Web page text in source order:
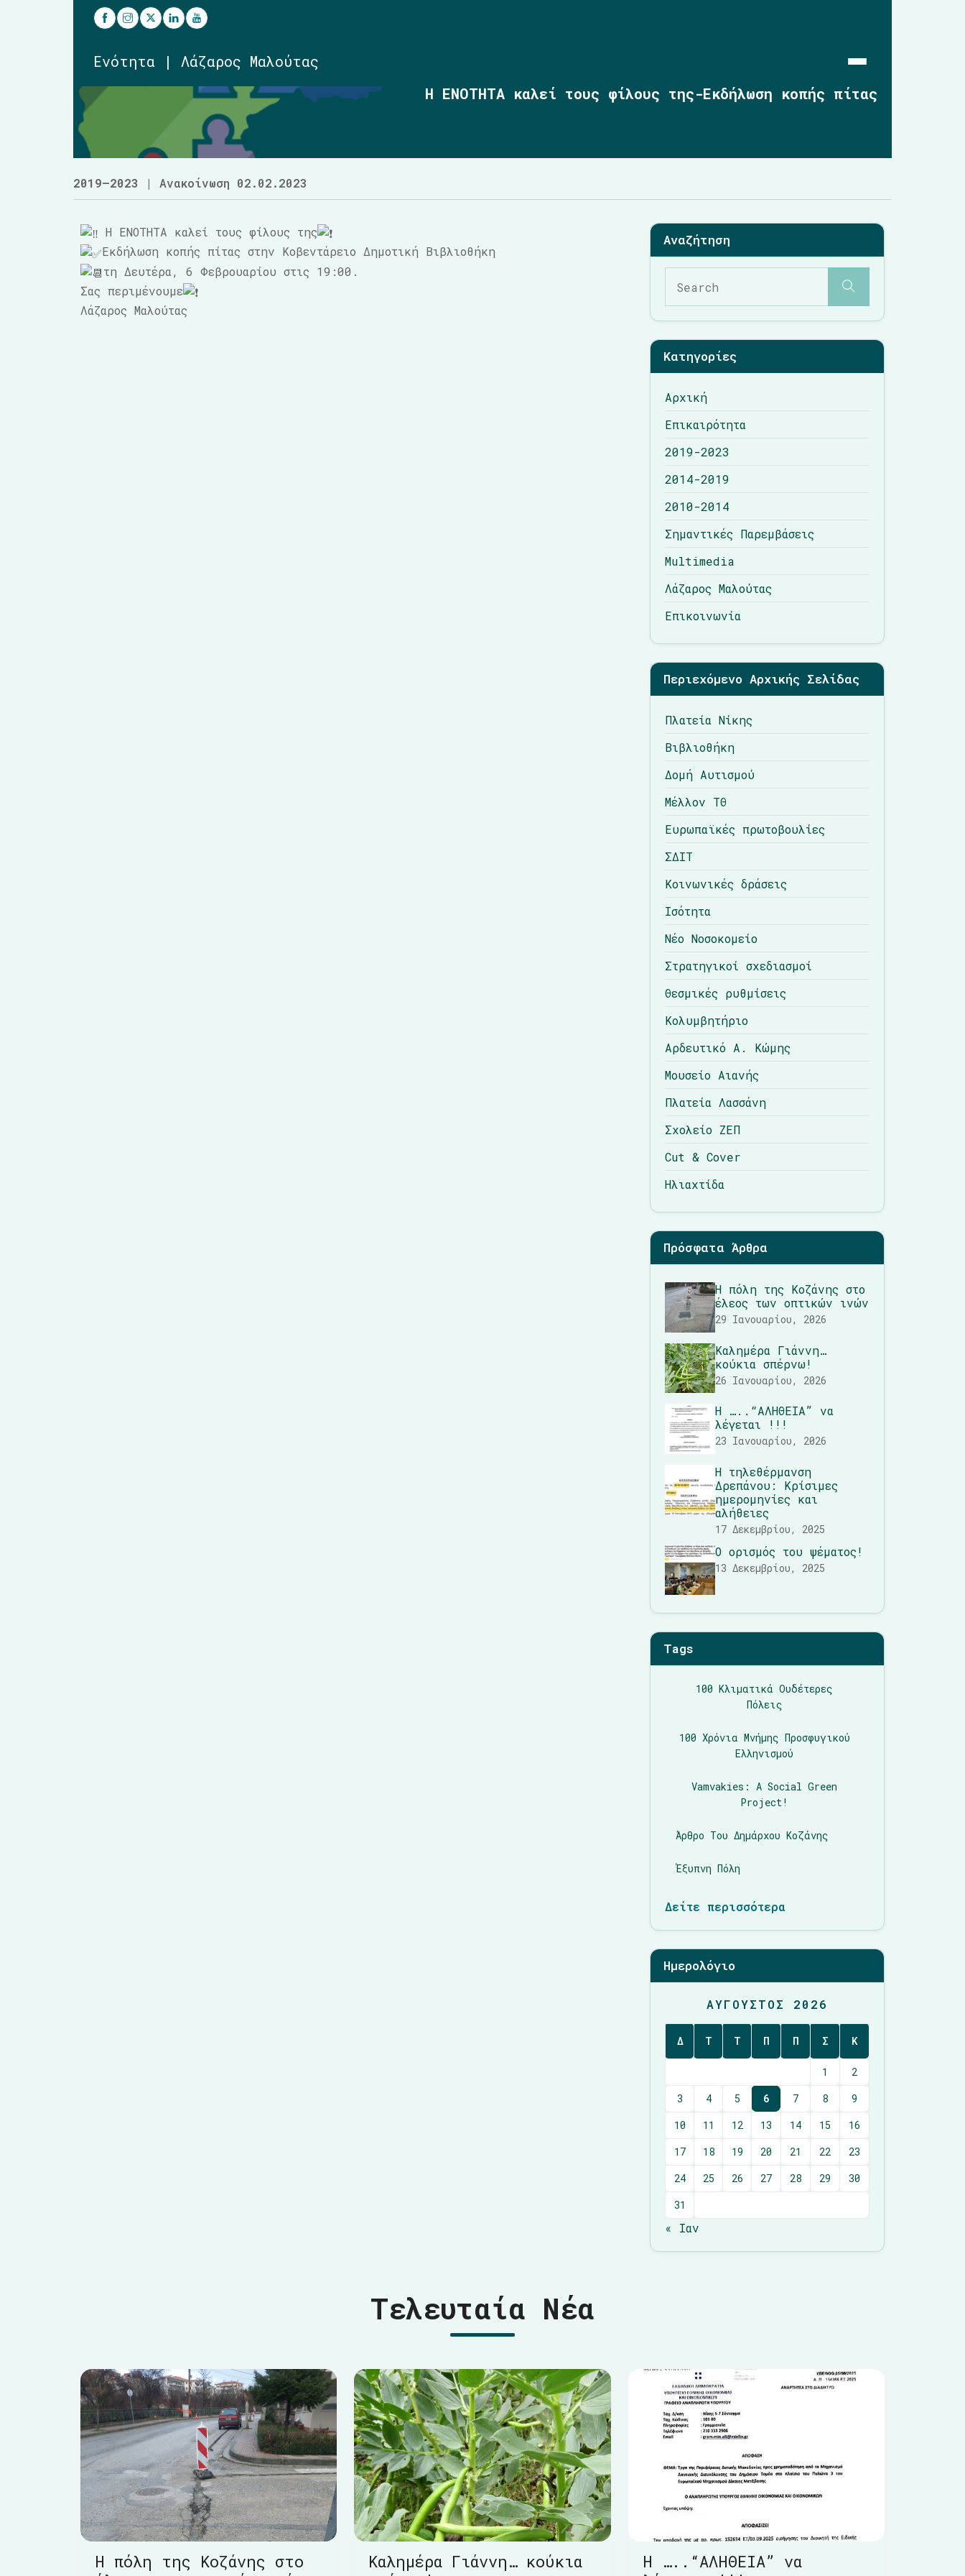
Ενότητα | Λάζαρος Μαλούτας
2019-2023
2014-2019
2010-2014
Σημαντικές Παρεμβάσεις
Multimedia
Λάζαρος Μαλούτας
Επικοινωνία
Η ΕΝΟΤΗΤΑ καλεί τους φίλους της-Εκδήλωση κοπής πίτας
2019–2023 | Ανακοίνωση 02.02.2023
Η ΕΝΟΤΗΤΑ καλεί τους φίλους της
Εκδήλωση κοπής πίτας στην Κοβεντάρειο Δημοτική Βιβλιοθήκη
τη Δευτέρα, 6 Φεβρουαρίου στις 19:00.
Σας περιμένουμε
Λάζαρος Μαλούτας
Κατηγορίες
Αρχική
Επικαιρότητα
2019-2023
2014-2019
2010-2014
Σημαντικές Παρεμβάσεις
Multimedia
Λάζαρος Μαλούτας
Επικοινωνία
Περιεχόμενο Αρχικής Σελίδας
Πλατεία Νίκης
Βιβλιοθήκη
Δομή Αυτισμού
Μέλλον ΤΘ
Ευρωπαϊκές πρωτοβουλίες
ΣΔΙΤ
Κοινωνικές δράσεις
Ισότητα
Νέο Νοσοκομείο
Στρατηγικοί σχεδιασμοί
Θεσμικές ρυθμίσεις
Κολυμβητήριο
Αρδευτικό Α. Κώμης
Μουσείο Αιανής
Πλατεία Λασσάνη
Σχολείο ΖΕΠ
Cut & Cover
Ηλιαχτίδα
Πρόσφατα Άρθρα
Η πόλη της Κοζάνης στο
έλεος των οπτικών ινών
29 Ιανουαρίου, 2026
Καλημέρα Γιάννη…
κούκια σπέρνω!
26 Ιανουαρίου, 2026
Η …..“ΑΛΗΘΕΙΑ” να
λέγεται !!!
23 Ιανουαρίου, 2026
Η τηλεθέρμανση
Δρεπάνου: Κρίσιμες
ημερομηνίες και
αλήθειες
17 Δεκεμβρίου, 2025
Ο ορισμός του ψέματος!
13 Δεκεμβρίου, 2025
Tags
100 Κλιματικά Ουδέτερες
Πόλεις
100 Χρόνια Μνήμης Προσφυγικού
Ελληνισμού
Vamvakies: A Social Green
Project!
Άρθρο Του Δημάρχου Κοζάνης
Έξυπνη Πόλη
Δείτε περισσότερα
Ημερολόγιο
ΑΎΓΟΥΣΤΟΣ 2026
Δ Τ Τ Π Π Σ Κ
1
2
3
4 5 6 7 8
9
10
11 12 13 14 15
16
17
18 19 20 21 22
23
24
25 26 27 28 29
30
31
« Ιαν
Τελευταία Νέα
Η πόλη της Κοζάνης στο
Καλημέρα Γιάννη… κούκια
Η …..“ΑΛΗΘΕΙΑ” να